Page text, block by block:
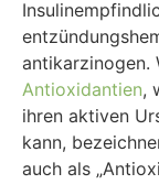
antikarzinogen.
Antioxidantien,
ihren aktiven
kann,
auch als